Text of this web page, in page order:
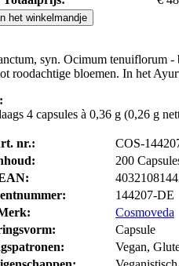
het winkelmandje
syn. Ocimum tenuiflorum -
roodachtige bloemen. In het
4 capsules à 0,36 g (0,26 g
nr.:
COS-
200
144207-DE
Cosmoveda
Capsule
Vegan,